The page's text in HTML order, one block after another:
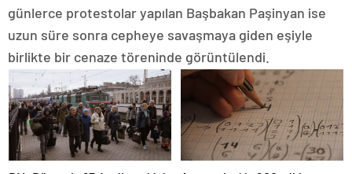
günlerce protestolar yapılan Başbakan Paşinyan ise
uzun süre sonra cepheye savaşmaya giden eşiyle
birlikte bir cenaze töreninde görüntülendi.